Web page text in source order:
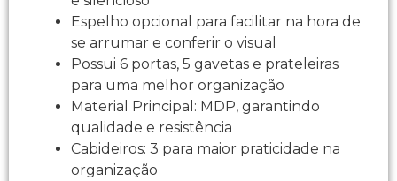
Espelho opcional para facilitar na hora de
se arrumar e conferir o visual
Possui 6 portas, 5 gavetas e prateleiras
para uma melhor organização
Material Principal: MDP, garantindo
qualidade e resistência
Cabideiros: 3 para maior praticidade na
organização